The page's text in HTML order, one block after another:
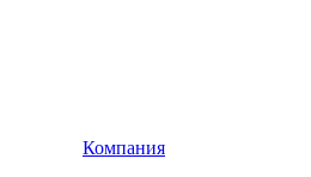
Компания